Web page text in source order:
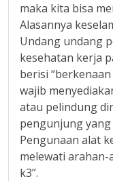
maka kita bisa
Alasannya
Undang undang
kesehatan kerja
berisi
wajib
atau pelindung
pengunjung
Pengunaan alat
melewati arahan-
k3”.